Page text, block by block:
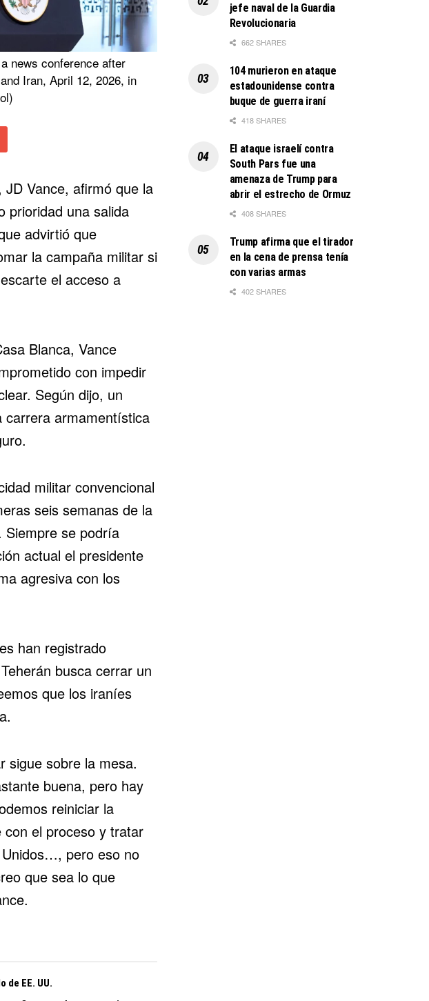
news conference after
Iran, April 12, 2026, in
Vance, afirmó que la
prioridad una salida
advirtió que
la campaña militar si
el acceso a
Blanca, Vance
con impedir
Según dijo, un
armamentística
militar convencional
seis semanas de la
Siempre se podría
actual el presidente
agresiva con los
han registrado
busca cerrar un
que los iraníes
sigue sobre la mesa.
buena, pero hay
reiniciar la
el proceso y tratar
pero eso no
que sea lo que
EE. UU.
jefe naval de la Guardia
Revolucionaria
662 SHARES
104 murieron en ataque
estadounidense contra
buque de guerra iraní
418 SHARES
El ataque israelí contra
South Pars fue una
amenaza de Trump para
abrir el estrecho de Ormuz
408 SHARES
Trump afirma que el tirador
en la cena de prensa tenía
con varias armas
402 SHARES